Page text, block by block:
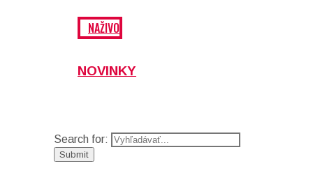
NAŽIVO
NOVINKY
Search for: